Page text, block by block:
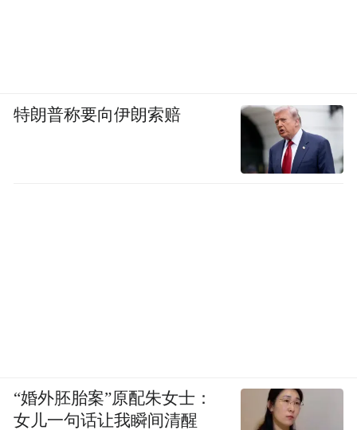
特朗普称要向伊朗索赔
“婚外胚胎案”原配朱女士：
女儿一句话让我瞬间清醒